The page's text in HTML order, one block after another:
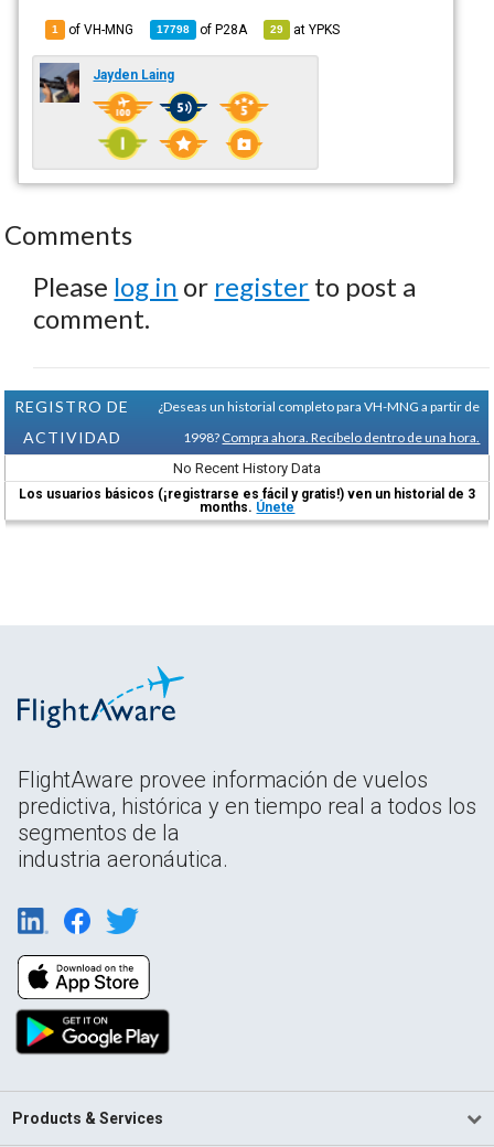
1 of VH-MNG 17798 ofP28A 29 atYPKS
Jayden Laing
Comments
Please log in or register to post a
comment.
REGISTRO DE
ACTIVIDAD
¿Deseas un historial completo para VH-MNG a partir de
1998? Compra ahora. Recíbelo dentro de una hora.
No Recent History Data
Los usuarios básicos (¡registrarse es fácil y gratis!) ven un historial de 3
months. Únete
FlightAware provee información de vuelos
predictiva, histórica y en tiempo real a todos los
segmentos de la
industria aeronáutica.
Products & Services